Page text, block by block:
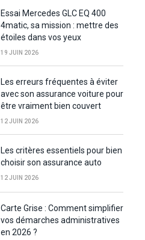
Essai Mercedes GLC EQ 400
4matic, sa mission : mettre des
étoiles dans vos yeux
19 JUIN 2026
Les erreurs fréquentes à éviter
avec son assurance voiture pour
être vraiment bien couvert
12 JUIN 2026
Les critères essentiels pour bien
choisir son assurance auto
12 JUIN 2026
Carte Grise : Comment simplifier
vos démarches administratives
en 2026 ?